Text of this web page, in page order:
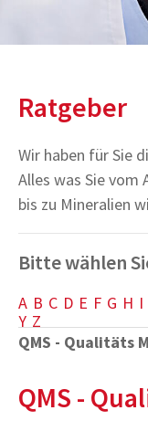
Ratgeber
Wir haben für Sie
Alles was Sie vom
bis zu Mineralien
Bitte wählen
A B C D E F G H I
Y Z
QMS - Qualitäts
QMS -